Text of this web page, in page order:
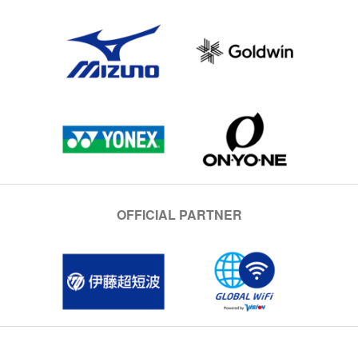
OFFICIAL PARTNER